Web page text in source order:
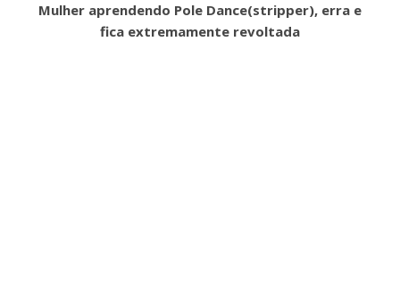
Mulher aprendendo Pole Dance(stripper), erra e
fica extremamente revoltada